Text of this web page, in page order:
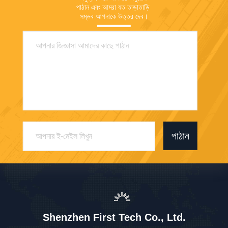
পাঠান এবং আমরা যত তাড়াতাড়ি
সম্ভব আপনাকে উত্তর দেব।
পাঠান
Shenzhen First Tech Co., Ltd.